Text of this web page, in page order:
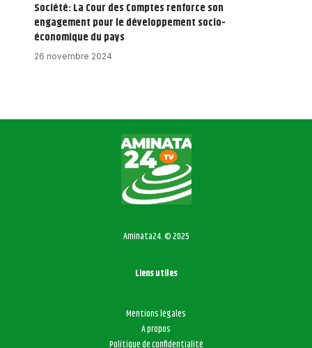
Société: La Cour des Comptes renforce son
engagement pour le développement socio-
économique du pays
26 novembre 2024
Aminata24. © 2025
Liens utiles
Mentions légales
A propos
Politique de confidentialité